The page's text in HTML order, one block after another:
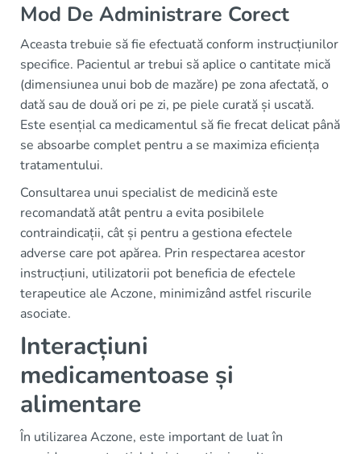
Mod De Administrare Corect
Aceasta trebuie să fie efectuată conform instrucțiunilor
specifice. Pacientul ar trebui să aplice o cantitate mică
(dimensiunea unui bob de mazăre) pe zona afectată, o
dată sau de două ori pe zi, pe piele curată și uscată.
Este esențial ca medicamentul să fie frecat delicat până
se absoarbe complet pentru a se maximiza eficiența
tratamentului.
Consultarea unui specialist de medicină este
recomandată atât pentru a evita posibilele
contraindicații, cât și pentru a gestiona efectele
adverse care pot apărea. Prin respectarea acestor
instrucțiuni, utilizatorii pot beneficia de efectele
terapeutice ale Aczone, minimizând astfel riscurile
asociate.
Interacțiuni
medicamentoase și
alimentare
În utilizarea Aczone, este important de luat în